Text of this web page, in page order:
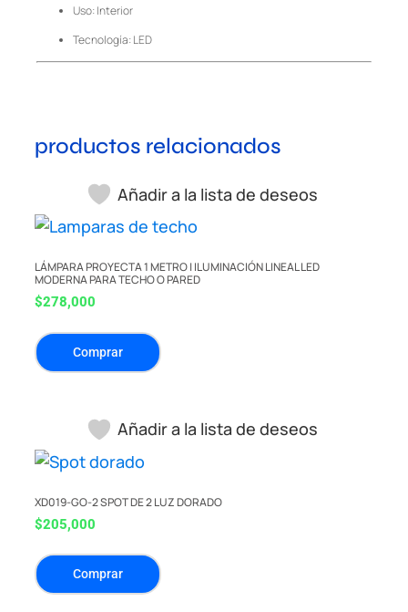
Uso: Interior
Tecnología: LED
productos relacionados
Añadir a la lista de deseos
LÁMPARA PROYECTA 1 METRO | ILUMINACIÓN LINEAL LED
MODERNA PARA TECHO O PARED
$278,000
Comprar
Añadir a la lista de deseos
XD019-GO-2 SPOT DE 2 LUZ DORADO
$205,000
Comprar